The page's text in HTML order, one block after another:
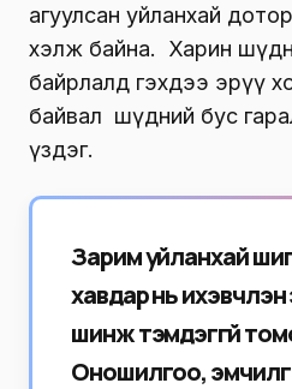
агуулсан уйланхай
хэлж байна. Харин
байрлалд гэхдээ эрүү
байвал шүдний бус
үздэг.
Зарим уйланхай шиг
хавдар нь ихэвчлэн
шинж тэмдэггүй
Оношилгоо,